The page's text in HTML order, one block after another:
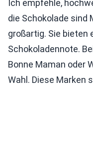
Ich empfehle,
die Schokolade sind
großartig. Sie bieten
Schokoladennote.
Bonne Maman oder
Wahl. Diese Marken